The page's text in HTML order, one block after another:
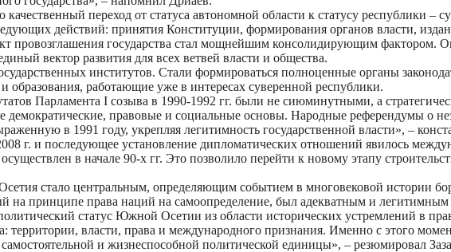
переход от статуса автономной области к статусу республики –
действий: принятия Конституции, формирования органов власти,
провозглашения государства стал мощнейшим консолидирующим фактором.
вектор развития для всех ветвей власти и общества.
институтов. Стали формироваться полноценные органы
образования, работающие уже в интересах суверенной республики.
Парламента I созыва в 1990-1992 гг. были не сиюминутными, а
демократические, правовые и социальные основы. Народные референдумы о
в 1991 году, укрепляя легитимность государственной власти», –
г. и последующее установление дипломатических отношений явилось
в начале 90-х гг. Это позволило перейти к новому этапу
стало центральным, определяющим событием в многовековой истории
на принципе права наций на самоопределение, был адекватным и
статус Южной Осетии из области исторических устремлений в
территории, власти, права и международного признания. Именно с этого
и жизнеспособной политической единицы», – резюмировал